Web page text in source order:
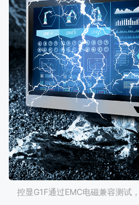
控显G1F通过EMC电磁兼容测试